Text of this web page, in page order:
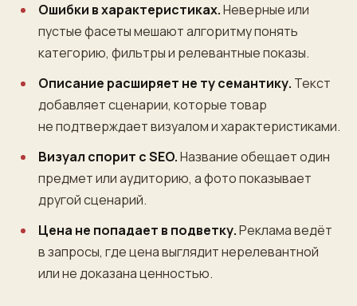
Ошибки в характеристиках.Неверные или
пустые фасеты мешают алгоритму понять
категорию, фильтры и релевантные показы.
Описание расширяет не ту семантику. Текст
добавляет сценарии, которые товар
не подтверждает визуалом и характеристиками.
Визуал спорит с SEO.Название обещает один
предмет или аудиторию, а фото показывает
другой сценарий.
Цена не попадает в подветку.Реклама ведёт
в запросы, где цена выглядит нерелевантной
или не доказана ценностью.